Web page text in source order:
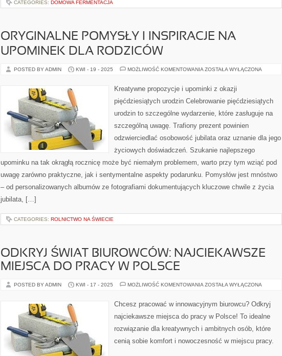
CATEGORIES: DOMOWA FERMENTACJA
ORYGINALNE POMYSŁY I INSPIRACJE NA
UPOMINEK DLA RODZICÓW
POSTED BY ADMIN KWI - 19 - 2025 MOŻLIWOŚĆ KOMENTOWANIA ORYGINALNE
INSPIRACJE
NA
DLA
ZOSTAŁA WYŁĄCZONA
Kreatywne propozycje i upominki z okazji
pięćdziesiątych urodzin Celebrowanie pięćdziesiątych
urodzin to szczególne wydarzenie, które zasługuje na
szczególną uwagę. Trafiony prezent powinien
odzwierciedlać osobowość jubilata oraz uznanie dla jego
życiowych doświadczeń. Szukanie najlepszego
upominku na tak okrągłą rocznicę może być niemałym problemem, warto przy tym wziąć pod
uwagę zarówno praktyczne, jak i sentymentalne aspekty podarunku. Pomysłów jest mnóstwo
– od personalizowanych albumów ze fotografiami dokumentujących kluczowe chwile z życia
jubilata, […]
CATEGORIES: ROLNICTWO NA ŚWIECIE
ODKRYJ ŚWIAT BIUROWCÓW: NAJCIEKAWSZE
MIEJSCA DO PRACY W POLSCE
POSTED BY ADMIN KWI - 17 - 2025 MOŻLIWOŚĆ KOMENTOWANIA ODKRYJ
NAJCIEKAWSZE
MIEJSCA
PRACY
POLSCE
ZOSTAŁA WYŁĄCZONA
Chcesz pracować w innowacyjnym biurowcu? Odkryj
najciekawsze miejsca do pracy w Polsce! To idealne
rozwiązanie dla kreatywnych i ambitnych osób, które
cenią sobie komfort i nowoczesność w miejscu pracy.